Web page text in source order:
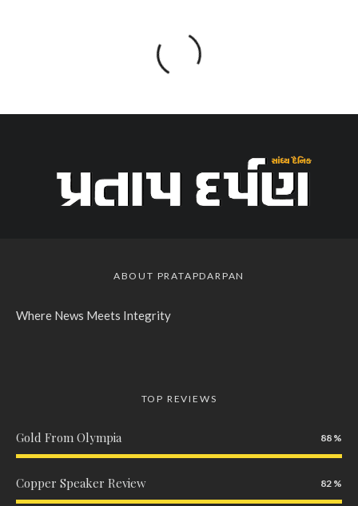
ABOUT PRATAPDARPAN
Where News Meets Integrity
TOP REVIEWS
Gold From Olympia 88
Copper Speaker Review 82